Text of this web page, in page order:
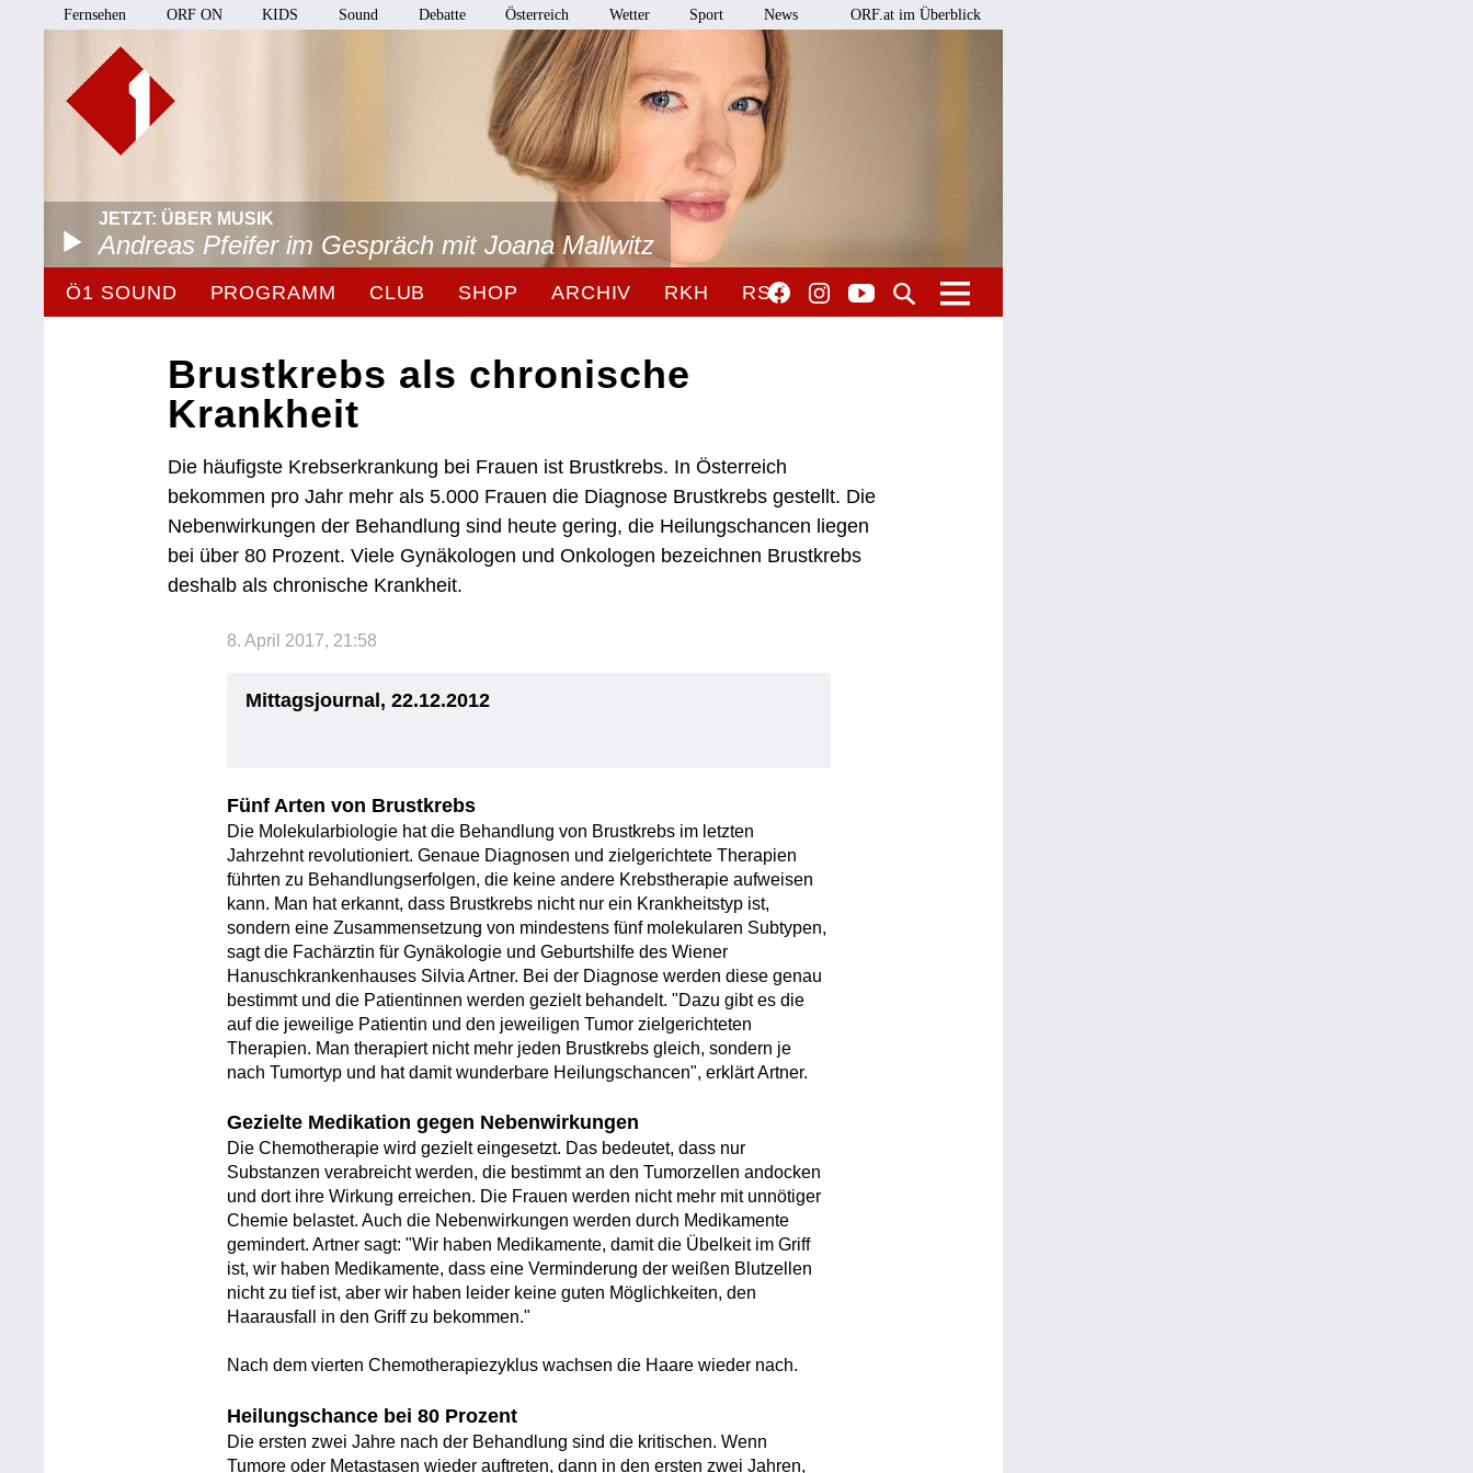
Fernsehen ORF ON KIDS Sound Debatte Österreich Wetter Sport News ORF.at im Überblick
JETZT: ÜBER MUSIK
Andreas Pfeifer im Gespräch mit Joana Mallwitz
Ö1 SOUND PROGRAMM CLUB SHOP ARCHIV RKH RSO
Brustkrebs als chronische
Krankheit
Die häufigste Krebserkrankung bei Frauen ist Brustkrebs. In Österreich
bekommen pro Jahr mehr als 5.000 Frauen die Diagnose Brustkrebs gestellt. Die
Nebenwirkungen der Behandlung sind heute gering, die Heilungschancen liegen
bei über 80 Prozent. Viele Gynäkologen und Onkologen bezeichnen Brustkrebs
deshalb als chronische Krankheit.
8. April 2017, 21:58
Mittagsjournal, 22.12.2012
Fünf Arten von Brustkrebs
Die Molekularbiologie hat die Behandlung von Brustkrebs im letzten
Jahrzehnt revolutioniert. Genaue Diagnosen und zielgerichtete Therapien
führten zu Behandlungserfolgen, die keine andere Krebstherapie aufweisen
kann. Man hat erkannt, dass Brustkrebs nicht nur ein Krankheitstyp ist,
sondern eine Zusammensetzung von mindestens fünf molekularen Subtypen,
sagt die Fachärztin für Gynäkologie und Geburtshilfe des Wiener
Hanuschkrankenhauses Silvia Artner. Bei der Diagnose werden diese genau
bestimmt und die Patientinnen werden gezielt behandelt. "Dazu gibt es die
auf die jeweilige Patientin und den jeweiligen Tumor zielgerichteten
Therapien. Man therapiert nicht mehr jeden Brustkrebs gleich, sondern je
nach Tumortyp und hat damit wunderbare Heilungschancen", erklärt Artner.
Gezielte Medikation gegen Nebenwirkungen
Die Chemotherapie wird gezielt eingesetzt. Das bedeutet, dass nur
Substanzen verabreicht werden, die bestimmt an den Tumorzellen andocken
und dort ihre Wirkung erreichen. Die Frauen werden nicht mehr mit unnötiger
Chemie belastet. Auch die Nebenwirkungen werden durch Medikamente
gemindert. Artner sagt: "Wir haben Medikamente, damit die Übelkeit im Griff
ist, wir haben Medikamente, dass eine Verminderung der weißen Blutzellen
nicht zu tief ist, aber wir haben leider keine guten Möglichkeiten, den
Haarausfall in den Griff zu bekommen."
Nach dem vierten Chemotherapiezyklus wachsen die Haare wieder nach.
Heilungschance bei 80 Prozent
Die ersten zwei Jahre nach der Behandlung sind die kritischen. Wenn
Tumore oder Metastasen wieder auftreten, dann in den ersten zwei Jahren,